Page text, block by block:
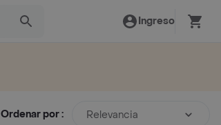
Ingreso
Ordenar por : Relevancia